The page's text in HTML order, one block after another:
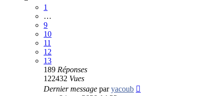
1
…
9
10
11
12
13
189 Réponses
122432 Vues
Dernier message paryacoub